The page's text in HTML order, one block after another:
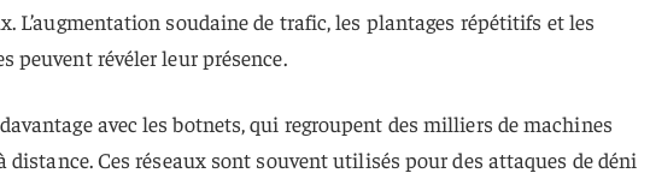
L’augmentation soudaine de trafic, les plantages répétitifs et les
peuvent révéler leur présence.
avec les botnets, qui regroupent des milliers de machines
distance. Ces réseaux sont souvent utilisés pour des attaques de déni